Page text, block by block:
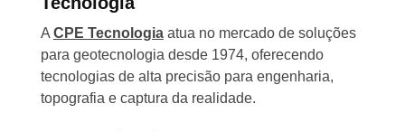
A CPE Tecnologiaatua no mercado de soluções
para geotecnologia desde 1974, oferecendo
tecnologias de alta precisão para engenharia,
topografia e captura da realidade.